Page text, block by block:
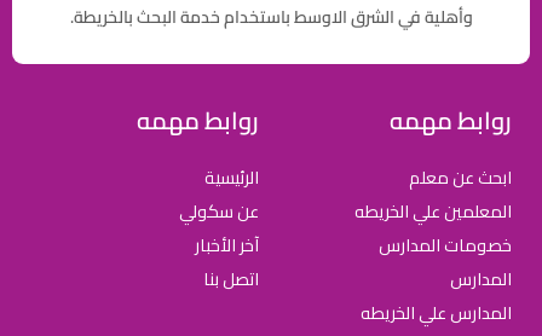
وأهلية في الشرق الاوسط باستخدام خدمة البحث بالخريطة.
روابط مهمه
ابحث عن معلم
المعلمين علي الخريطه
خصومات المدارس
المدارس
المدارس علي الخريطه
روابط مهمه
الرئيسية
عن سكولي
آخر الأخبار
اتصل بنا